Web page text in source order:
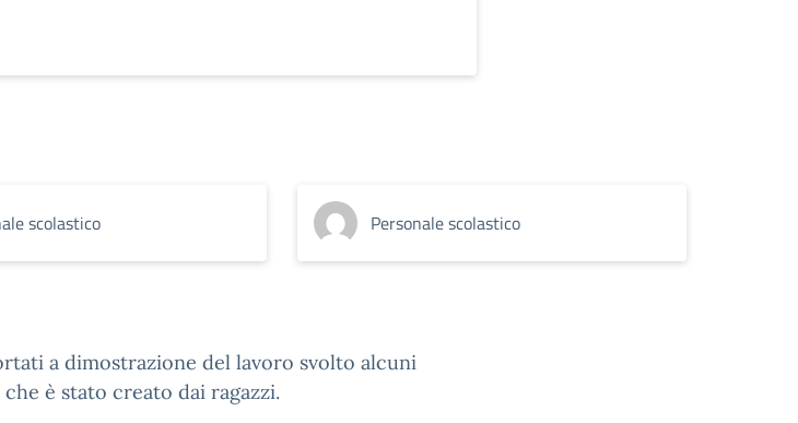
scolastico Personale scolastico
a dimostrazione del lavoro svolto alcuni
è stato creato dai ragazzi.